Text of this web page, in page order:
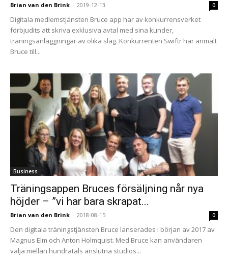
Brian van den Brink - 2019-12-13 0
Digitala medlemstjänsten Bruce app har av konkurrensverket
förbjudits att skriva exklusiva avtal med sina kunder,
träningsanläggningar av olika slag. Konkurrenten Swiftr har anmält
Bruce till...
Business
Träningsappen Bruces försäljning når nya
höjder – ”vi har bara skrapat...
Brian van den Brink - 2018-08-15 0
Den digitala träningstjänsten Bruce lanserades i början av 2017 av
Magnus Elm och Anton Holmquist. Med Bruce kan användaren
välja mellan hundratals anslutna studios...